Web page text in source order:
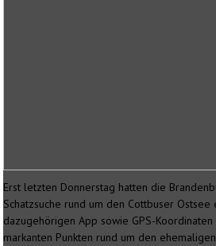
Erst letzten Donnerstag hatten die
Schatzsuche rund um den Cottbuser
dazugehörigen App sowie GPS-
markanten Punkten rund um den